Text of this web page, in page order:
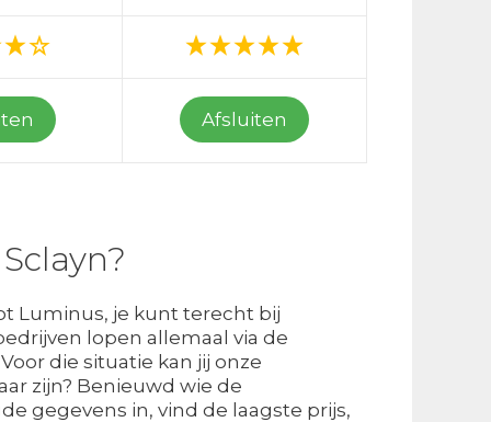
Afsluiten
Luminus, je kunt terecht bij
lopen allemaal via de
die situatie kan jij onze
zijn? Benieuwd wie de
gegevens in, vind de laagste prijs,